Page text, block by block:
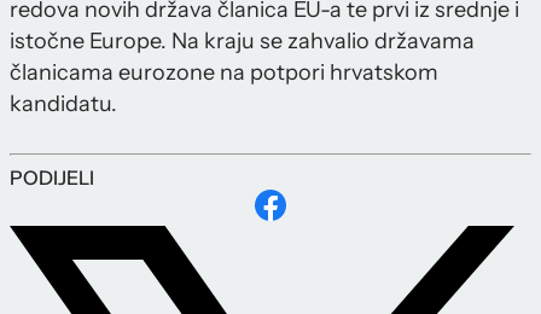
redova novih država članica EU-a te prvi iz srednje i
istočne Europe. Na kraju se zahvalio državama
članicama eurozone na potpori hrvatskom
kandidatu.
PODIJELI